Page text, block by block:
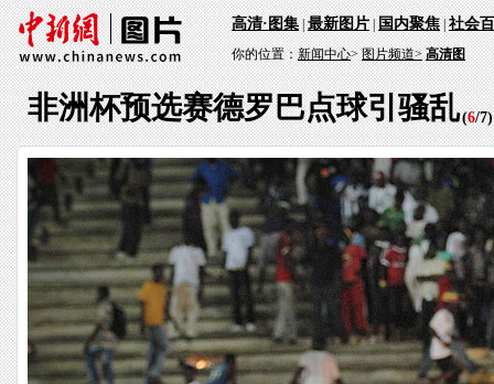
高清·图集|最新图片|国内聚焦|社会
你的位置：新闻中心>图片频道> 高清图
非洲杯预选赛德罗巴点球引骚乱(6/7)